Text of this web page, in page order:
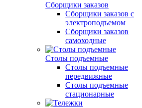
Сборщики заказов
Сборщики заказов с
электроподъемом
Сборщики заказов
самоходные
Столы подъемные
Столы подъемные
передвижные
Столы подъемные
стационарные